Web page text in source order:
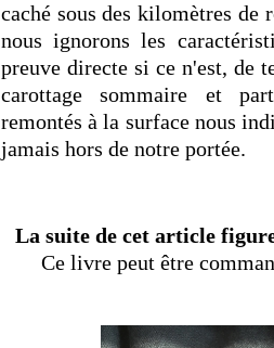
caché sous des kilomètres de
nous ignorons les
preuve directe si ce n'est, de
carottage sommaire et
remontés à la surface nous
jamais hors de notre portée.
La suite de cet article
Ce livre peut être